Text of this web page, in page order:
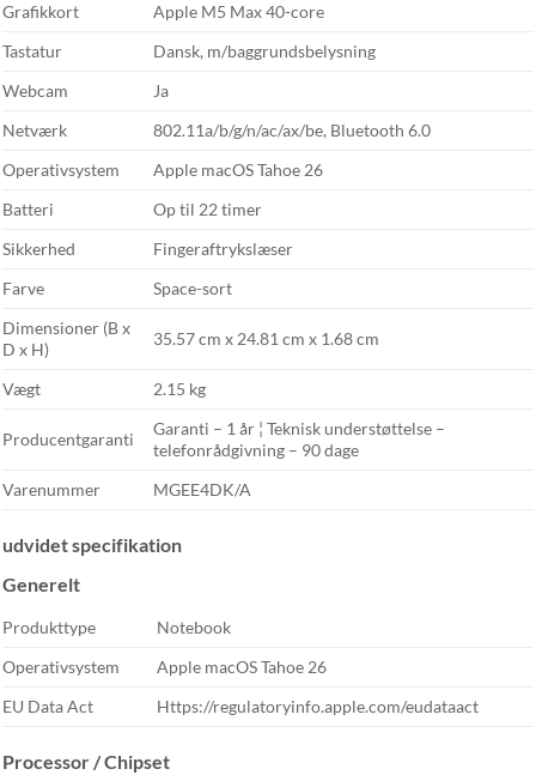
Grafikkort
Apple M5 Max 40-core
Tastatur
Dansk, m/baggrundsbelysning
Webcam
Ja
Netværk
802.11a/b/g/n/ac/ax/be, Bluetooth 6.0
Operativsystem
Apple macOS Tahoe 26
Batteri
Op til 22 timer
Sikkerhed
Fingeraftrykslæser
Farve
Space-sort
Dimensioner (B x
D x H)
35.57 cm x 24.81 cm x 1.68 cm
Vægt 2.15 kg
Producentgaranti
Garanti – 1 år ¦ Teknisk understøttelse –
telefonrådgivning – 90 dage
Varenummer
MGEE4DK/A
udvidet specifikation
Generelt
Produkttype
Notebook
Operativsystem
Apple macOS Tahoe 26
EU Data Act
Https://regulatoryinfo.apple.com/eudataact
Processor / Chipset